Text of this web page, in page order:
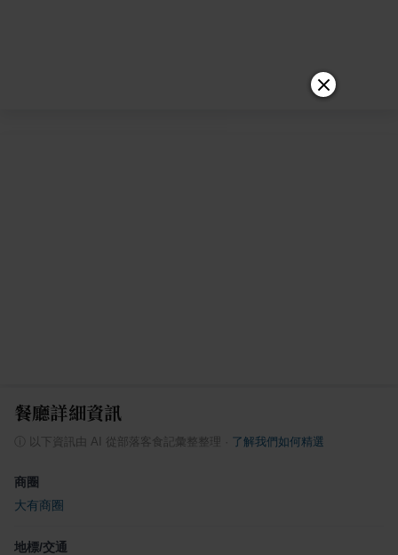
餐廳詳細資訊
ⓘ 以下資訊由 AI 從部落客食記彙整整理 了解我們如何精選
商圈
大有商圈
地標/交通